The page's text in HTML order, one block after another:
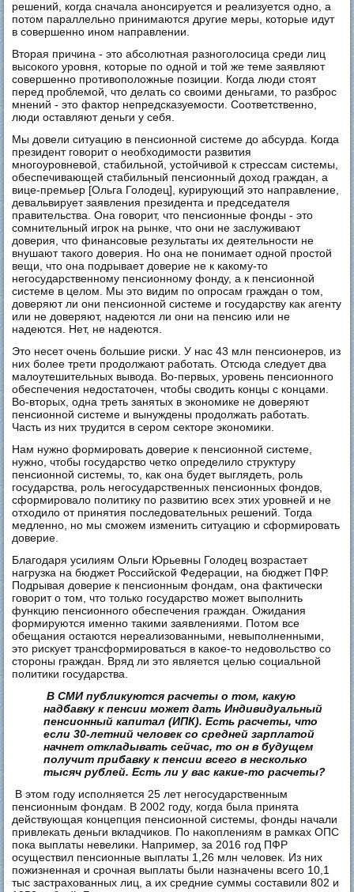
решений, когда сначала анонсируется и реализуется одно, а
потом параллельно принимаются другие меры, которые идут
в совершенно ином направлении.
Вторая причина - это абсолютная разноголосица среди лиц
высокого уровня, которые по одной и той же теме заявляют
совершенно противоположные позиции. Когда люди стоят
перед проблемой, что делать со своими деньгами, то разброс
мнений - это фактор непредсказуемости. Соответственно,
люди оставляют деньги у себя.
Мы довели ситуацию в пенсионной системе до абсурда. Когда
президент говорит о необходимости развития
многоуровневой, стабильной, устойчивой к стрессам системы,
обеспечивающей стабильный пенсионный доход граждан, а
вице-премьер [Ольга Голодец], курирующий это направление,
девальвирует заявления президента и председателя
правительства. Она говорит, что пенсионные фонды - это
сомнительный игрок на рынке, что они не заслуживают
доверия, что финансовые результаты их деятельности не
внушают такого доверия. Но она не понимает одной простой
вещи, что она подрывает доверие не к какому-то
негосударственному пенсионному фонду, а к пенсионной
системе в целом. Мы это видим по опросам граждан о том,
доверяют ли они пенсионной системе и государству как агенту
или не доверяют, надеются ли они на пенсию или не
надеются. Нет, не надеются.
Это несет очень большие риски. У нас 43 млн пенсионеров, из
них более трети продолжают работать. Отсюда следует два
малоутешительных вывода. Во-первых, уровень пенсионного
обеспечения недостаточен, чтобы сводить концы с концами.
Во-вторых, одна треть занятых в экономике не доверяют
пенсионной системе и вынуждены продолжать работать.
Часть из них трудится в сером секторе экономики.
Нам нужно формировать доверие к пенсионной системе,
нужно, чтобы государство четко определило структуру
пенсионной системы, то, как она будет выглядеть, роль
государства, роль негосударственных пенсионных фондов,
сформировало политику по развитию всех этих уровней и не
отходило от принятия последовательных решений. Тогда
медленно, но мы сможем изменить ситуацию и сформировать
доверие.
Благодаря усилиям Ольги Юрьевны Голодец возрастает
нагрузка на бюджет Российской Федерации, на бюджет ПФР.
Подрывая доверие к пенсионным фондам, она фактически
говорит о том, что только государство может выполнить
функцию пенсионного обеспечения граждан. Ожидания
формируются именно такими заявлениями. Потом все
обещания остаются нереализованными, невыполненными,
это рискует трансформироваться в какое-то недовольство со
стороны граждан. Вряд ли это является целью социальной
политики государства.
В СМИ публикуются расчеты о том, какую
надбавку к пенсии может дать Индивидуальный
пенсионный капитал (ИПК). Есть расчеты, что
если 30-летний человек со средней зарплатой
начнет откладывать сейчас, то он в будущем
получит прибавку к пенсии всего в несколько
тысяч рублей. Есть ли у вас какие-то расчеты?
В этом году исполняется 25 лет негосударственным
пенсионным фондам. В 2002 году, когда была принята
действующая концепция пенсионной системы, фонды начали
привлекать деньги вкладчиков. По накоплениям в рамках ОПС
пока выплаты невелики. Например, за 2016 год ПФР
осуществил пенсионные выплаты 1,26 млн человек. Из них
пожизненная и срочная выплаты были назначены всего 10,1
тыс застрахованных лиц, а их средние суммы составили 802 и